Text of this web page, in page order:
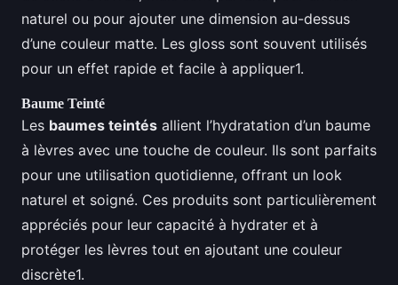
naturel ou pour ajouter une dimension au-dessus
d’une couleur matte. Les gloss sont souvent utilisés
pour un effet rapide et facile à appliquer1.
Baume Teinté
Les baumes teintés allient l’hydratation d’un baume
à lèvres avec une touche de couleur. Ils sont parfaits
pour une utilisation quotidienne, offrant un look
naturel et soigné. Ces produits sont particulièrement
appréciés pour leur capacité à hydrater et à
protéger les lèvres tout en ajoutant une couleur
discrète1.